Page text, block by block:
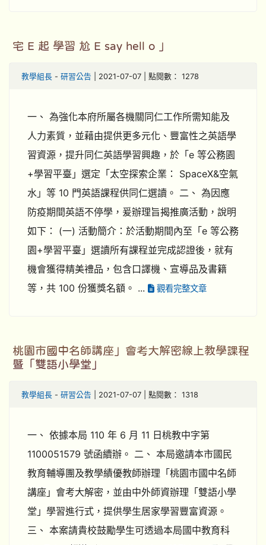
宅 E 起 學習 尬 E say hell o 」
教學組長 - 研習公告 | 2021-07-07 | 點閱數： 1278
一、 為強化本府所屬各機關同仁工作所需知能及
人力素質，並藉由提供更多元化、豐富性之英語學
習資源，提升同仁英語學習興趣，於「e 等公務園
+學習平臺」選定「太空探索企業： SpaceX&空氣
水」等 10 門英語課程供同仁選讀。 二、 為因應
防疫期間英語不停學，爰辦理旨揭推廣活動，說明
如下： (一) 活動簡介：於活動期間內至「e 等公務
園+學習平臺」選讀所有課程並完成認證後，就有
機會獲得精美禮品，包含口譯機、宣導品及書籍
等，共 100 份獲獎名額。 ...
觀看完整文章
桃園市國中名師講座」會考大解密線上教學課程
暨「雙語小學堂」
教學組長 - 研習公告 | 2021-07-07 | 點閱數： 1318
一、 依據本局 110 年 6 月 11 日桃教中字第
1100051579 號函續辦。 二、 本局邀請本市國民
教育輔導團及教學績優教師辦理「桃園市國中名師
講座」會考大解密，並由中外師資辦理「雙語小學
堂」學習進行式，提供學生居家學習豐富資源。
三、 本案請貴校鼓勵學生可透過本局國中教育科